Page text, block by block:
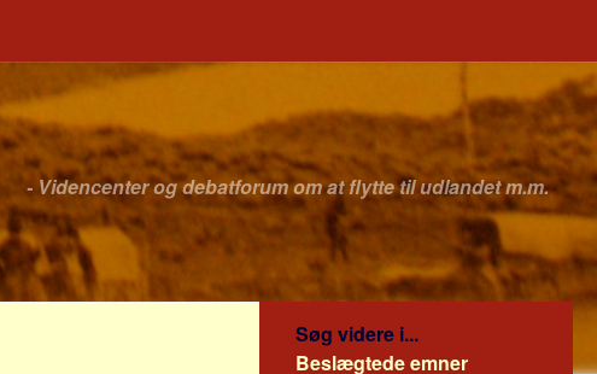
- Videncenter og debatforum om at flytte til udlandet m.m.
Søg videre i...
Beslægtede emner